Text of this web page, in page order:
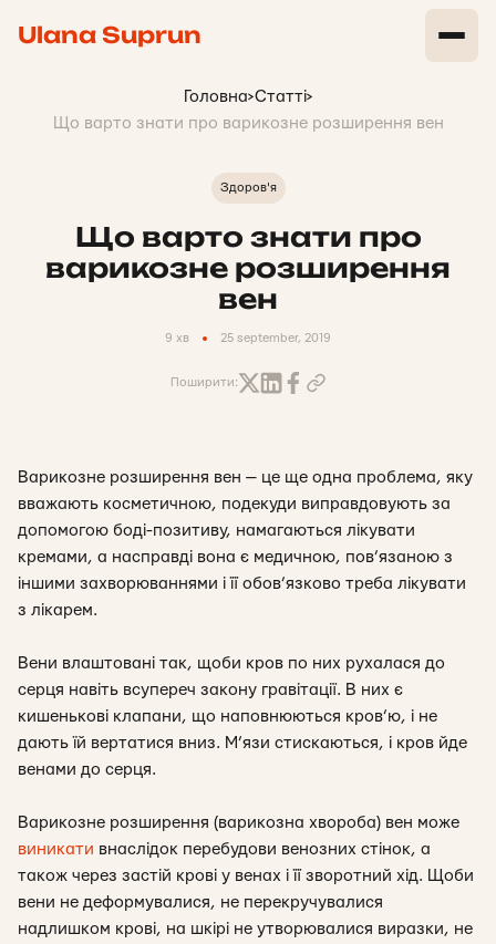
Ulana Suprun
Головна>Статті>
Що варто знати про варикозне розширення вен
Здоров'я
Що варто знати про
варикозне розширення
вен
9 хв 25 september, 2019
Поширити:
Варикозне розширення вен — це ще одна проблема, яку
вважають косметичною, подекуди виправдовують за
допомогою боді-позитиву, намагаються лікувати
кремами, а насправді вона є медичною, пов’язаною з
іншими захворюваннями і її обов’язково треба лікувати
з лікарем.
Вени влаштовані так, щоби кров по них рухалася до
серця навіть всупереч закону гравітації. В них є
кишенькові клапани, що наповнюються кров’ю, і не
дають їй вертатися вниз. М’язи стискаються, і кров йде
венами до серця.
Варикозне розширення (варикозна хвороба) вен може
виникати внаслідок перебудови венозних стінок, а
також через застій крові у венах і її зворотний хід. Щоби
вени не деформувалися, не перекручувалися
надлишком крові, на шкірі не утворювалися виразки, не